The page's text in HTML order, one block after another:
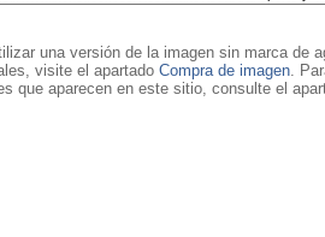
una versión de la imagen sin marca de
visite el apartado Compra de imagen.
que aparecen en este sitio, consulte el